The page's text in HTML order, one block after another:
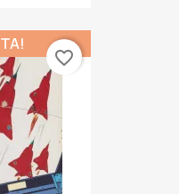
favorite_border